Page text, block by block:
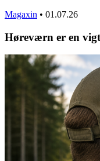
Magaxin • 01.07.26
Høreværn er en